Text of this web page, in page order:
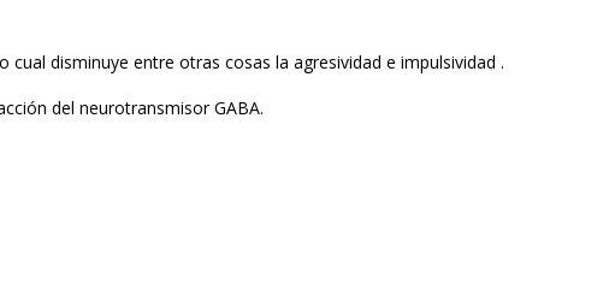
disminuye entre otras cosas la agresividad e impulsividad .
del neurotransmisor GABA.